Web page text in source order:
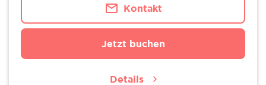
Kontakt
Jetzt buchen
Details